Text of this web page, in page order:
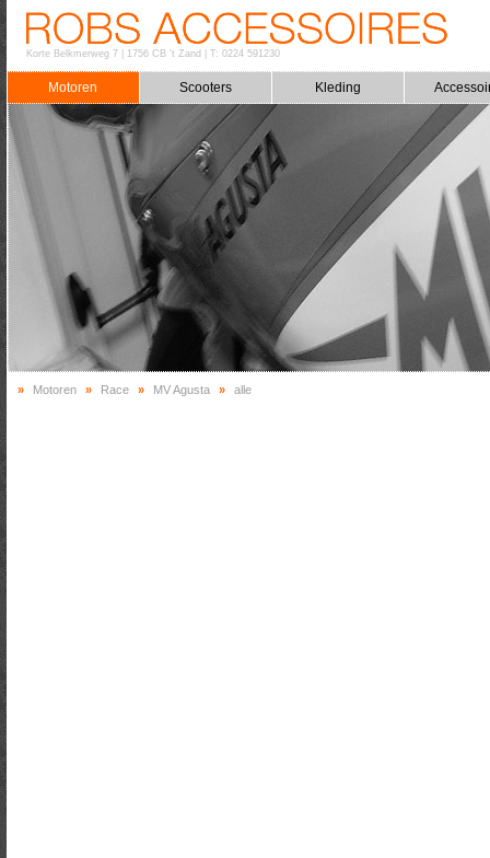
Korte Belkmerweg 7| 1756 CB 't Zand T: 0224 591230
Motoren Scooters Kleding
» Motoren » Race » MV Agusta » alle